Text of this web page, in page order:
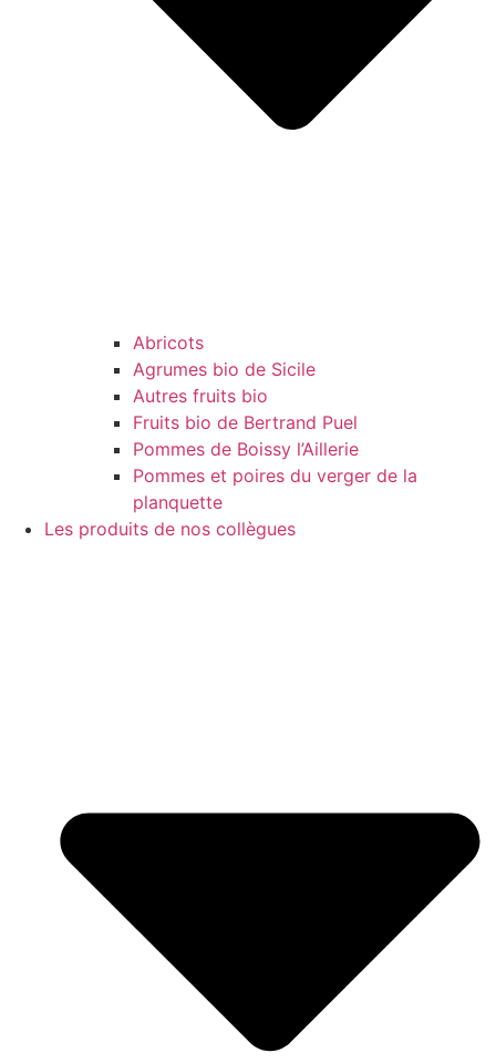
Abricots
Agrumes bio de Sicile
Autres fruits bio
Fruits bio de Bertrand Puel
Pommes de Boissy l’Aillerie
Pommes et poires du verger de la
planquette
Les produits de nos collègues